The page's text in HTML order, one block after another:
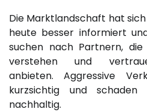
Die Marktlandschaft hat
heute besser informiert
suchen nach Partnern,
verstehen und
anbieten. Aggressive
kurzsichtig und schaden
nachhaltig.